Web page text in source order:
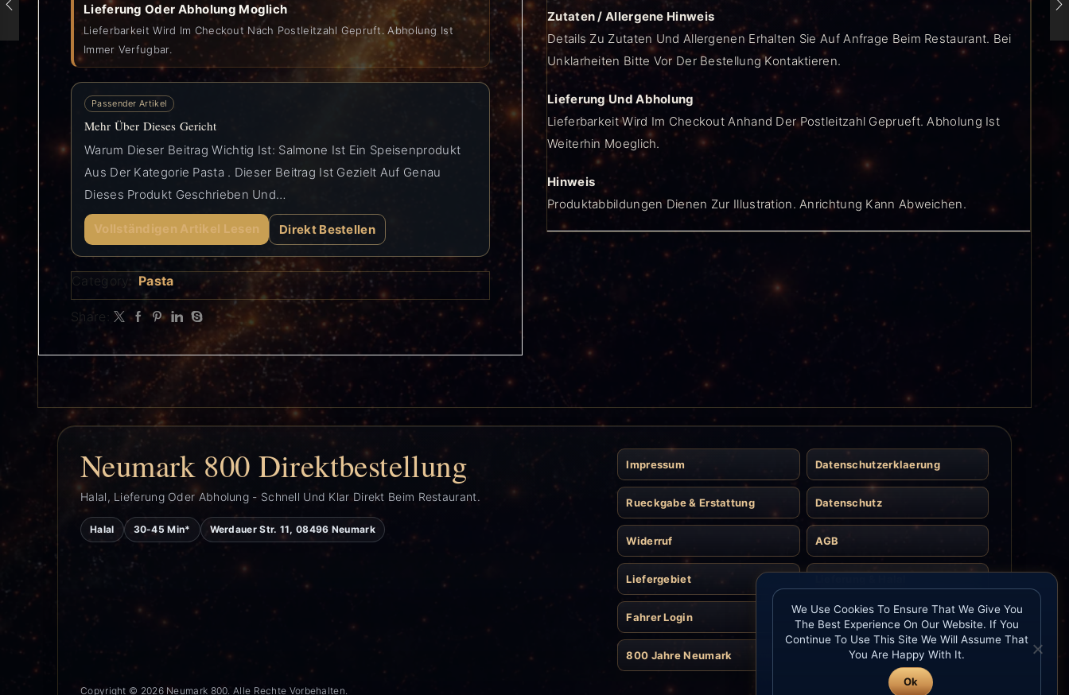
Lieferung Oder Abholung Moglich
Lieferbarkeit Wird Im Checkout Nach Postleitzahl Gepruft. Abholung Ist
Immer Verfugbar.
Passender Artikel
Mehr Über Dieses Gericht
Warum Dieser Beitrag Wichtig Ist: Salmone Ist Ein Speisenprodukt
Aus Der Kategorie Pasta . Dieser Beitrag Ist Gezielt Auf Genau
Dieses Produkt Geschrieben Und…
Vollständigen Artikel Lesen Direkt Bestellen
Category: Pasta
Share:
Zutaten / Allergene Hinweis
Details Zu Zutaten Und Allergenen Erhalten Sie Auf Anfrage Beim Restaurant. Bei
Unklarheiten Bitte Vor Der Bestellung Kontaktieren.
Lieferung Und Abholung
Lieferbarkeit Wird Im Checkout Anhand Der Postleitzahl Geprueft. Abholung Ist
Weiterhin Moeglich.
Hinweis
Produktabbildungen Dienen Zur Illustration. Anrichtung Kann Abweichen.
Neumark 800 Direktbestellung
Halal, Lieferung Oder Abholung - Schnell Und Klar Direkt Beim Restaurant.
Halal 30-45 Min* Werdauer Str. 11, 08496 Neumark
Impressum Datenschutzerklaerung
Rueckgabe & Erstattung Datenschutz
Widerruf AGB
Liefergebiet
Fahrer Login Kontakt
800 Jahre Neumark
Copyright © 2026 Neumark 800. Alle Rechte Vorbehalten.
We Use Cookies To Ensure That We Give You
The Best Experience On Our Website. If You
Continue To Use This Site We Will Assume That
You Are Happy With It.
Ok